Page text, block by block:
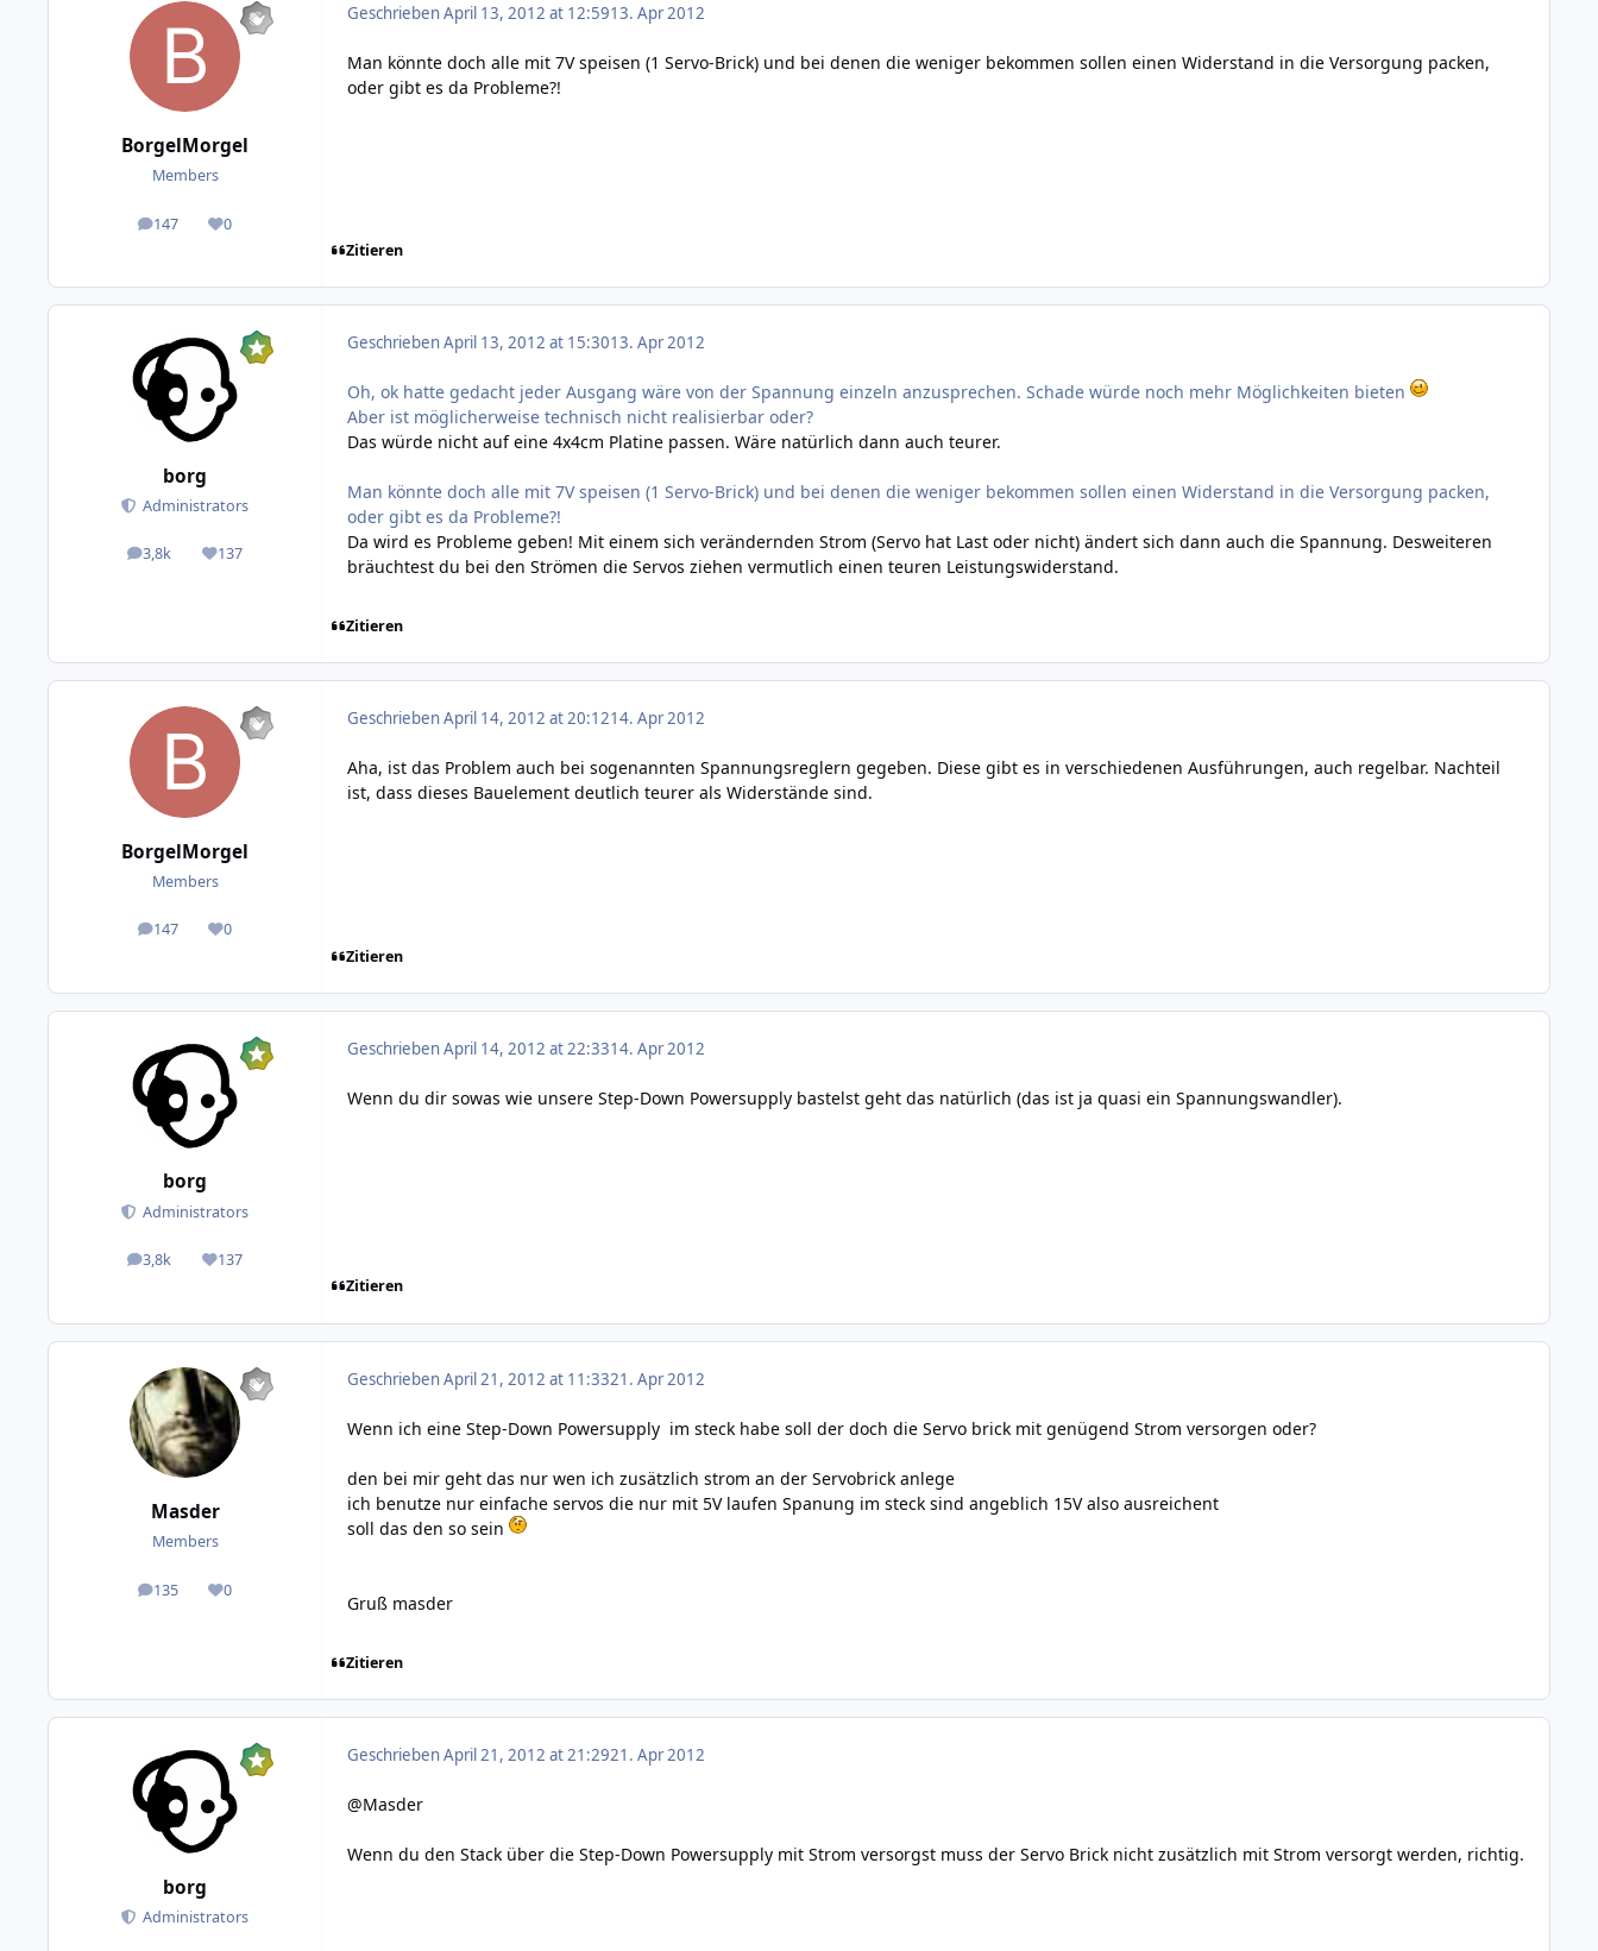
BorgelMorgel
Members
147
posts 0
Reputation
GeschriebenApril 13, 2012 at 12:5913. Apr 2012
Man könnte doch alle mit 7V speisen (1 Servo-Brick) und bei denen die weniger bekommen sollen einen Widerstand in die Versorgung packen,
oder gibt es da Probleme?!
Zitieren
borg
Administrators
3,8k
posts 137
Reputation
GeschriebenApril 13, 2012 at 15:3013. Apr 2012
Oh, ok hatte gedacht jeder Ausgang wäre von der Spannung einzeln anzusprechen. Schade würde noch mehr Möglichkeiten bieten
Aber ist möglicherweise technisch nicht realisierbar oder?
Das würde nicht auf eine 4x4cm Platine passen. Wäre natürlich dann auch teurer.
Man könnte doch alle mit 7V speisen (1 Servo-Brick) und bei denen die weniger bekommen sollen einen Widerstand in die Versorgung packen,
oder gibt es da Probleme?!
Da wird es Probleme geben! Mit einem sich verändernden Strom (Servo hat Last oder nicht) ändert sich dann auch die Spannung. Desweiteren
bräuchtest du bei den Strömen die Servos ziehen vermutlich einen teuren Leistungswiderstand.
Zitieren
BorgelMorgel
Members
147
posts 0
Reputation
GeschriebenApril 14, 2012 at 20:1214. Apr 2012
Aha, ist das Problem auch bei sogenannten Spannungsreglern gegeben. Diese gibt es in verschiedenen Ausführungen, auch regelbar. Nachteil
ist, dass dieses Bauelement deutlich teurer als Widerstände sind.
Zitieren
borg
Administrators
3,8k
posts 137
Reputation
GeschriebenApril 14, 2012 at 22:3314. Apr 2012
Wenn du dir sowas wie unsere Step-Down Powersupply bastelst geht das natürlich (das ist ja quasi ein Spannungswandler).
Zitieren
Masder
Members
135
posts 0
Reputation
GeschriebenApril 21, 2012 at 11:3321. Apr 2012
Wenn ich eine Step-Down Powersupply im steck habe soll der doch die Servo brick mit genügend Strom versorgen oder?
den bei mir geht das nur wen ich zusätzlich strom an der Servobrick anlege
ich benutze nur einfache servos die nur mit 5V laufen Spanung im steck sind angeblich 15V also ausreichent
soll das den so sein
Gruß masder
Zitieren
borg
Administrators
GeschriebenApril 21, 2012 at 21:2921. Apr 2012
@Masder
Wenn du den Stack über die Step-Down Powersupply mit Strom versorgst muss der Servo Brick nicht zusätzlich mit Strom versorgt werden, richtig.